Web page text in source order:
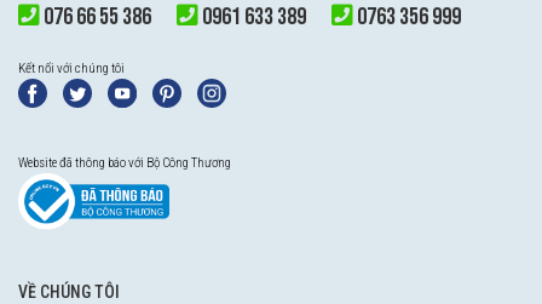
076 66 55 386 0961 633 389 0763 356 999
Kết nối với chúng tôi
Website đã thông báo với Bộ Công Thương
VỀ CHÚNG TÔI